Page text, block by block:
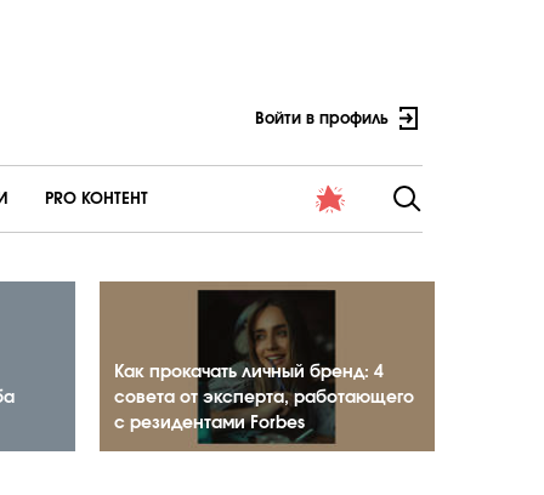
Войти в профиль
PRO КОНТЕНТ
Как прокачать личный бренд: 4
совета от эксперта, работающего
с резидентами Forbes